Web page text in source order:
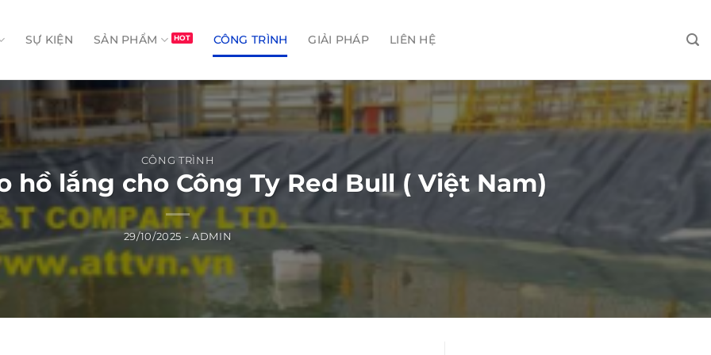
SỰ KIỆN SẢN PHẨM CÔNG TRÌNH GIẢI PHÁP LIÊN HỆ
CÔNG TRÌNH
hồ lắng cho Công Ty Red Bull ( Việt Nam)
29/10/2025 -ADMIN